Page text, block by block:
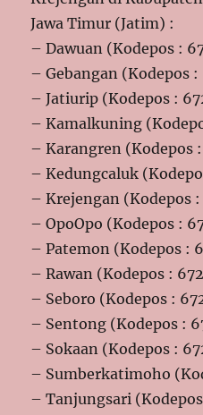
Jawa Timur (Jatim) :
– Dawuan (Kodepos :
– Gebangan (Kodepos :
– Jatiurip (Kodepos :
– Kamalkuning
– Karangren (Kodepos
– Kedungcaluk
– Krejengan (Kodepos
– OpoOpo (Kodepos :
– Patemon (Kodepos :
– Rawan (Kodepos :
– Seboro (Kodepos :
– Sentong (Kodepos :
– Sokaan (Kodepos :
– Sumberkatimoho
– Tanjungsari